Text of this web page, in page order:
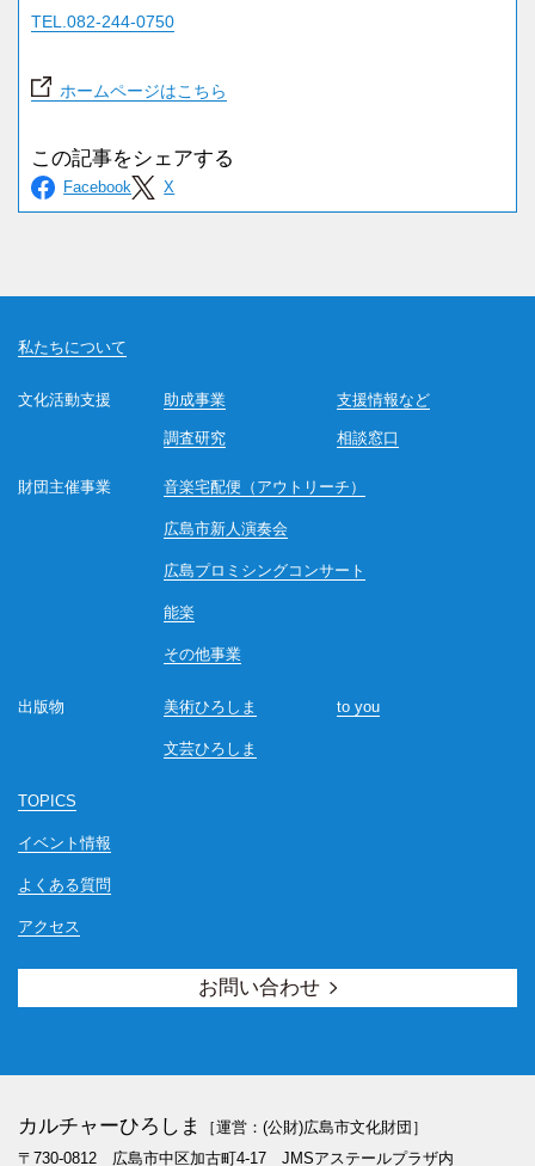
TEL.082-244-0750
ホームページはこちら
私たちについて
文化活動支援 助成事業
調査研究 相談窓口
支援情報など
財団主催事業 音楽宅配便（アウトリーチ）
広島市新人演奏会
広島プロミシングコンサート
能楽
その他事業
出版物 美術ひろしま
文芸ひろしま
to you
TOPICS
イベント情報
よくある質問
アクセス
お問い合わせ
カルチャーひろしま
［運営：(公財)広島市文化財団］
〒730-0812 広島市中区加古町4-17 JMSアステールプラザ内